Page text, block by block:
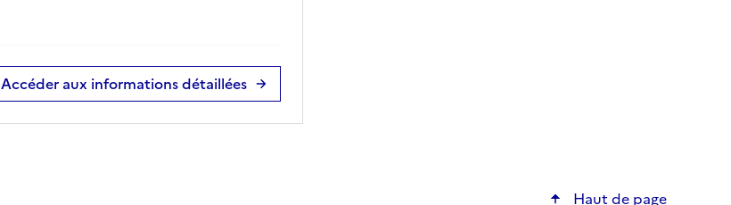
Accéder aux informations détaillées
Haut de page